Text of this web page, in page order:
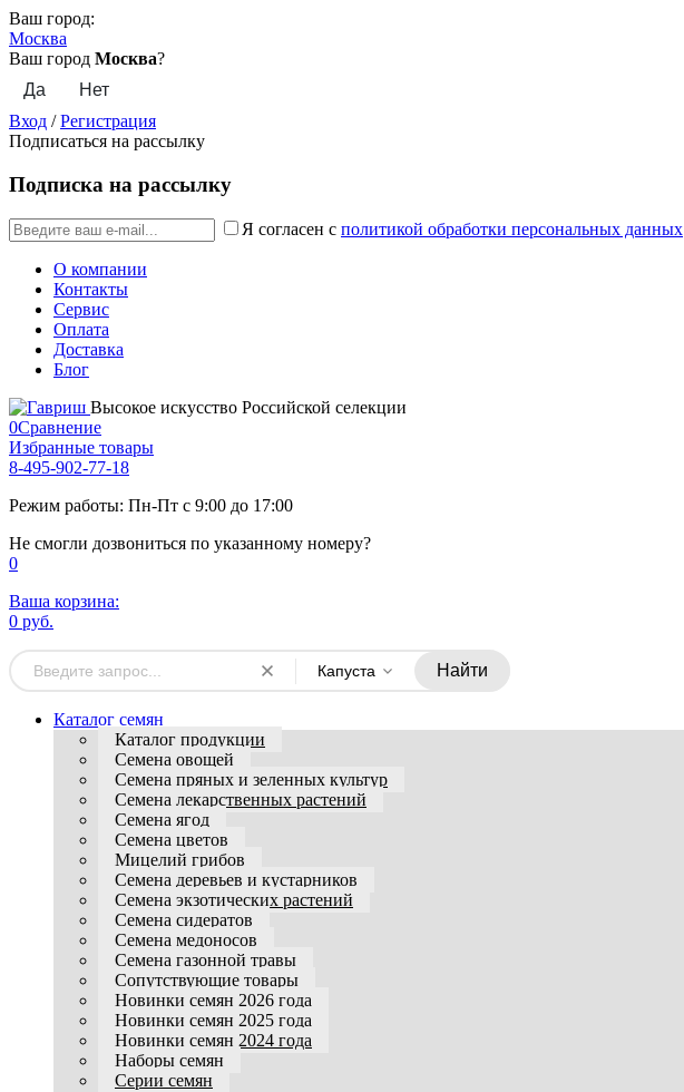
Ваш город:
Москва
Ваш город Москва?
Вход /Регистрация
Подписаться на рассылку
Подписка на рассылку
Я согласен с политикой обработки персональных данных
О компании
Контакты
Сервис
Оплата
Доставка
Блог
Высокое искусство Российской селекции
0Сравнение
Избранные товары
8-495-902-77-18
Режим работы: Пн-Пт с 9:00 до 17:00
Не смогли дозвониться по указанному номеру?
0
Ваша корзина:
0 руб.
Капуста Найти
Каталог семян
Каталог продукции
Семена овощей
Семена пряных и зеленных культур
Семена лекарственных растений
Семена ягод
Семена цветов
Мицелий грибов
Семена деревьев и кустарников
Семена экзотических растений
Семена сидератов
Семена медоносов
Семена газонной травы
Сопутствующие товары
Новинки семян 2026 года
Новинки семян 2025 года
Новинки семян 2024 года
Наборы семян
Серии семян